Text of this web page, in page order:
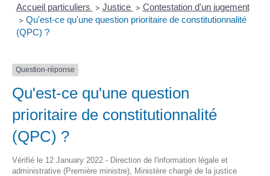
Accueil particuliers > Justice > Contestation d'un jugement
> Qu'est-ce qu'une question prioritaire de constitutionnalité
(QPC) ?
Question-réponse
Qu'est-ce qu'une question
prioritaire de constitutionnalité
(QPC) ?
Vérifié le 12 January 2022 - Direction de l'information légale et
administrative (Première ministre), Ministère chargé de la justice